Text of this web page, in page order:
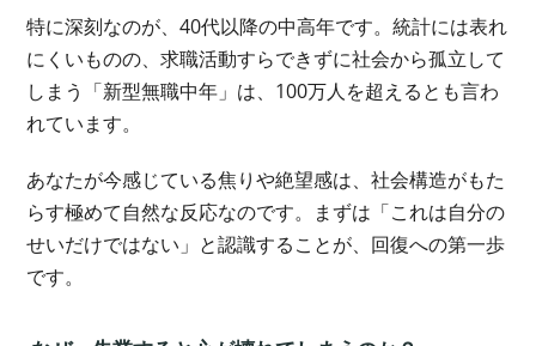
特に深刻なのが、40代以降の中高年です。統計には表れ
にくいものの、求職活動すらできずに社会から孤立して
しまう「新型無職中年」は、100万人を超えるとも言わ
れています。
あなたが今感じている焦りや絶望感は、社会構造がもた
らす極めて自然な反応なのです。まずは「これは自分の
せいだけではない」と認識することが、回復への第一歩
です。